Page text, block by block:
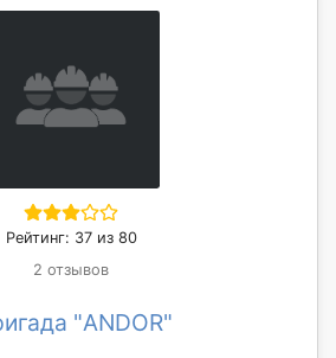
Рейтинг: 37 из 80
2 отзывов
"ANDOR"